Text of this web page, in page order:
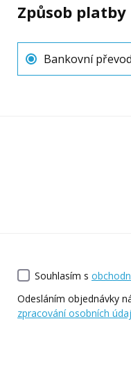
Způsob platby
Bankovní převod
Souhlasím s
Odesláním objednávky
zpracování osobních